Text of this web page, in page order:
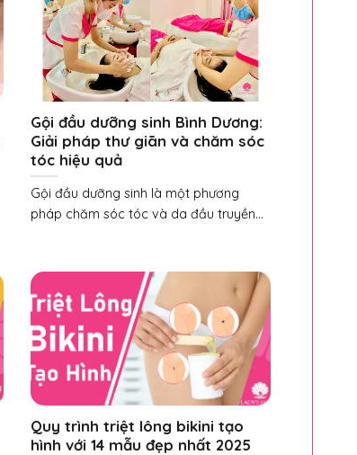
Gội đầu dưỡng sinh Bình Dương:
Giải pháp thư giãn và chăm sóc
tóc hiệu quả
Gội đầu dưỡng sinh là một phương
pháp chăm sóc tóc và da đầu truyền...
Quy trình triệt lông bikini tạo
hình với 14 mẫu đẹp nhất 2025